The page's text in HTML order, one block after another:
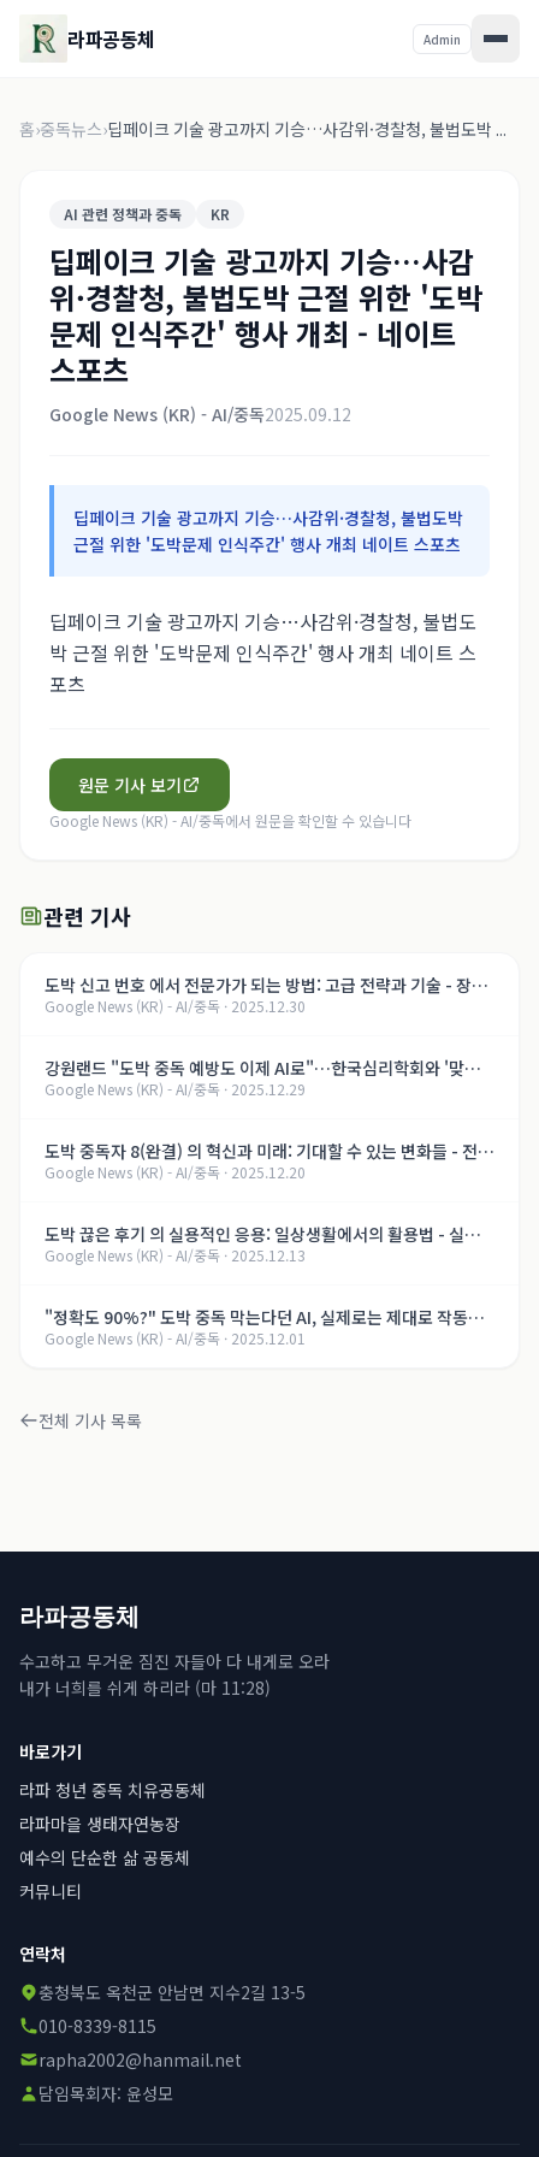
라파공동체 Admin
홈›중독뉴스›딥페이크 기술 광고까지 기승…사감위·경찰청, 불법도박 ...
AI 관련 정책과 중독 KR
딥페이크 기술 광고까지 기승…사감
위·경찰청, 불법도박 근절 위한 '도박
문제 인식주간' 행사 개최 - 네이트
스포츠
Google News (KR) - AI/중독2025.09.12
딥페이크 기술 광고까지 기승…사감위·경찰청, 불법도박
근절 위한 '도박문제 인식주간' 행사 개최 네이트 스포츠
딥페이크 기술 광고까지 기승…사감위·경찰청, 불법도
박 근절 위한 '도박문제 인식주간' 행사 개최 네이트 스
포츠
원문 기사 보기
Google News (KR) - AI/중독에서 원문을 확인할 수 있습니다
관련 기사
도박 신고 번호 에서 전문가가 되는 방법: 고급 전략과 기술 - 장단
점 비교 분석 - termokonteiner.ru
Google News (KR) - AI/중독 · 2025.12.30
강원랜드 "도박 중독 예방도 이제 AI로"…한국심리학회와 '맞손'
- 아시아경제
Google News (KR) - AI/중독 · 2025.12.29
도박 중독자 8(완결) 의 혁신과 미래: 기대할 수 있는 변화들 - 전문
가의 관점에서 - termokonteiner.ru
Google News (KR) - AI/중독 · 2025.12.20
도박 끊은 후기 의 실용적인 응용: 일상생활에서의 활용법 - 실전
사례 분석 - termokonteiner.ru
Google News (KR) - AI/중독 · 2025.12.13
"정확도 90%?" 도박 중독 막는다던 AI, 실제로는 제대로 작동하
는지 아무도 몰라 - 전자신문
Google News (KR) - AI/중독 · 2025.12.01
전체 기사 목록
라파공동체
수고하고 무거운 짐진 자들아 다 내게로 오라
내가 너희를 쉬게 하리라 (마 11:28)
바로가기
라파 청년 중독 치유공동체
라파마을 생태자연농장
예수의 단순한 삶 공동체
커뮤니티
연락처
충청북도 옥천군 안남면 지수2길 13-5
010-8339-8115
rapha2002@hanmail.net
담임목회자: 윤성모